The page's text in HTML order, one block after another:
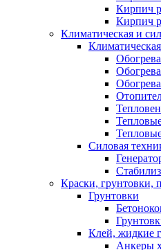
Кирпич
Кирпич
Климатическая и
Силовая
Краски, грунтовки,
Грунтовки
Клей, жидкие
Анкеры